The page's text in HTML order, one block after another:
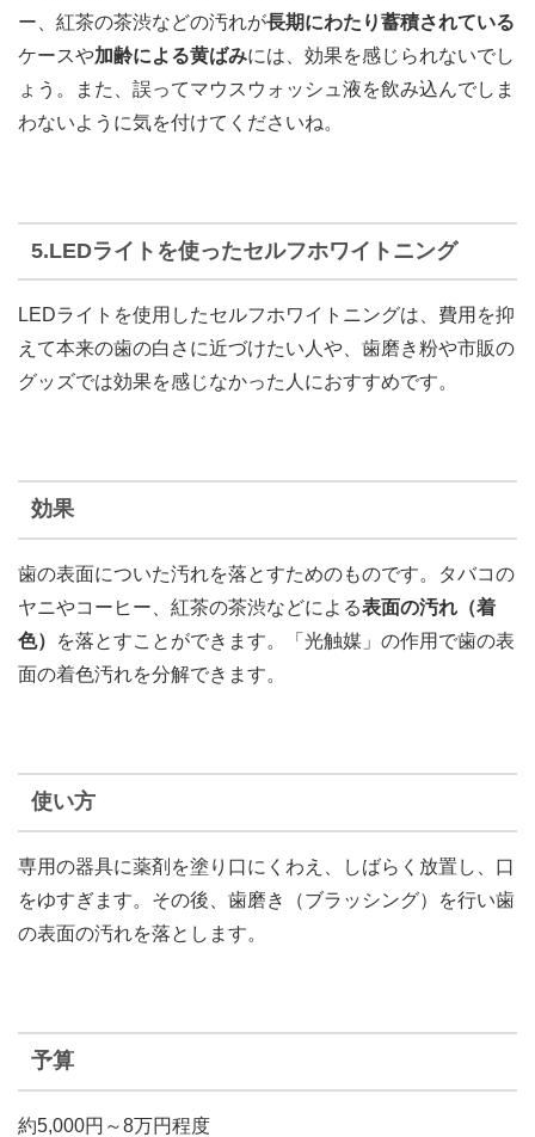
ー、紅茶の茶渋などの汚れが長期にわたり蓄積されている
ケースや加齢による黄ばみには、効果を感じられないでし
ょう。また、誤ってマウスウォッシュ液を飲み込んでしま
わないように気を付けてくださいね。
5.LEDライトを使ったセルフホワイトニング
LEDライトを使用したセルフホワイトニングは、費用を抑
えて本来の歯の白さに近づけたい人や、歯磨き粉や市販の
グッズでは効果を感じなかった人におすすめです。
効果
歯の表面についた汚れを落とすためのものです。タバコの
ヤニやコーヒー、紅茶の茶渋などによる表面の汚れ（着
色）
を落とすことができます。「光触媒」の作用で歯の表
面の着色汚れを分解できます。
使い方
専用の器具に薬剤を塗り口にくわえ、しばらく放置し、口
をゆすぎます。その後、歯磨き（ブラッシング）を行い歯
の表面の汚れを落とします。
予算
約5,000円～8万円程度